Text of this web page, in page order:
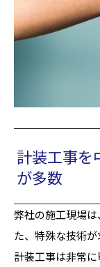
計装工事を
が多数
弊社の施工現場
た、特殊な技術が
計装工事は非常